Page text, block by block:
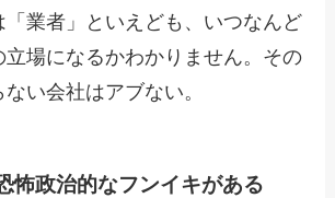
「業者」といえども、いつなんど
立場になるかわかりません。その
い会社はアブない。
怖政治的なフンイキがある